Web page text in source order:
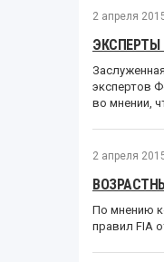
2 апреля
ЭКСПЕРТЫ
экспертов
во мнении,
2 апреля
По мнению
правил FIA